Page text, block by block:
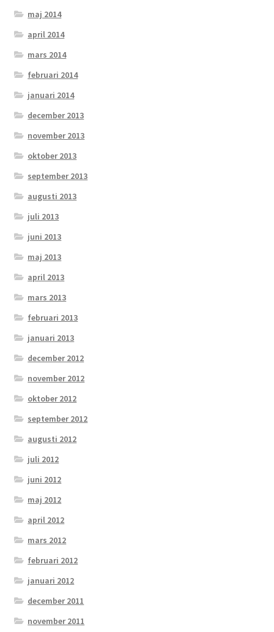
maj 2014
april 2014
mars 2014
februari 2014
januari 2014
december 2013
november 2013
oktober 2013
september 2013
augusti 2013
juli 2013
juni 2013
maj 2013
april 2013
mars 2013
februari 2013
januari 2013
december 2012
november 2012
oktober 2012
september 2012
augusti 2012
juli 2012
juni 2012
maj 2012
april 2012
mars 2012
februari 2012
januari 2012
december 2011
november 2011